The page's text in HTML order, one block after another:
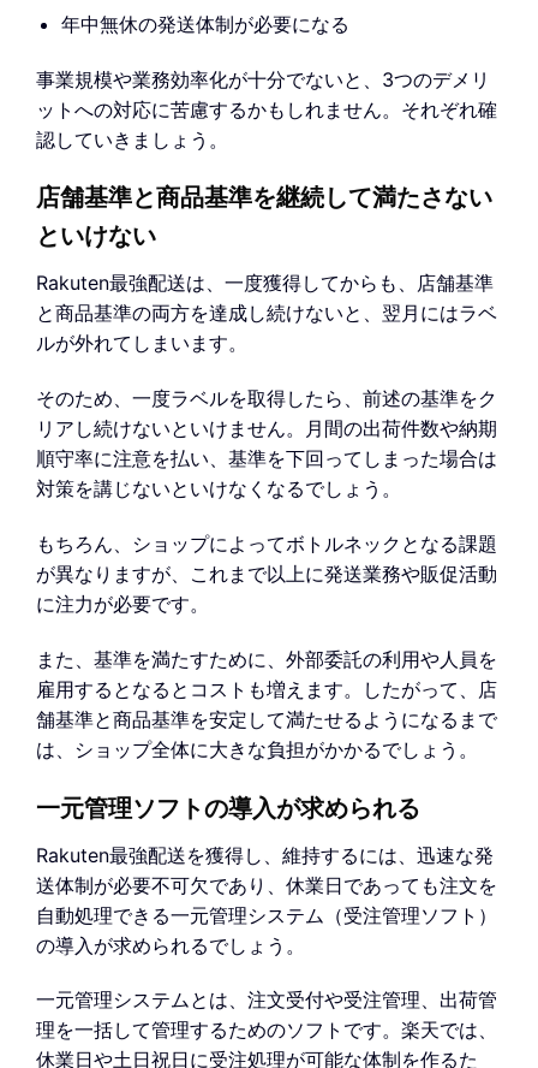
年中無休の発送体制が必要になる
事業規模や業務効率化が十分でないと、3つのデメリ
ットへの対応に苦慮するかもしれません。それぞれ確
認していきましょう。
店舗基準と商品基準を継続して満たさない
といけない
Rakuten最強配送は、一度獲得してからも、店舗基準
と商品基準の両方を達成し続けないと、翌月にはラベ
ルが外れてしまいます。
そのため、一度ラベルを取得したら、前述の基準をク
リアし続けないといけません。月間の出荷件数や納期
順守率に注意を払い、基準を下回ってしまった場合は
対策を講じないといけなくなるでしょう。
もちろん、ショップによってボトルネックとなる課題
が異なりますが、これまで以上に発送業務や販促活動
に注力が必要です。
また、基準を満たすために、外部委託の利用や人員を
雇用するとなるとコストも増えます。したがって、店
舗基準と商品基準を安定して満たせるようになるまで
は、ショップ全体に大きな負担がかかるでしょう。
一元管理ソフトの導入が求められる
Rakuten最強配送を獲得し、維持するには、迅速な発
送体制が必要不可欠であり、休業日であっても注文を
自動処理できる一元管理システム（受注管理ソフト）
の導入が求められるでしょう。
一元管理システムとは、注文受付や受注管理、出荷管
理を一括して管理するためのソフトです。楽天では、
休業日や土日祝日に受注処理が可能な体制を作るた